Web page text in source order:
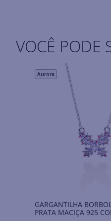
VOCÊ PODE
Aurora
GARGANTILHA
PRATA MACIÇA 925